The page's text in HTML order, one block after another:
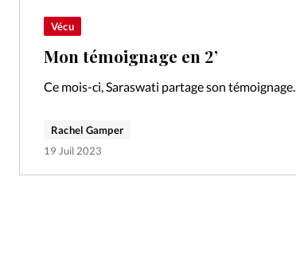
Vécu
Mon témoignage en 2’
Ce mois-ci, Saraswati partage son témoignage.
Rachel Gamper
19 Juil 2023